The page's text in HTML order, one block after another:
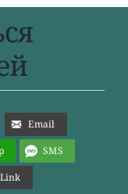
Email
SMS